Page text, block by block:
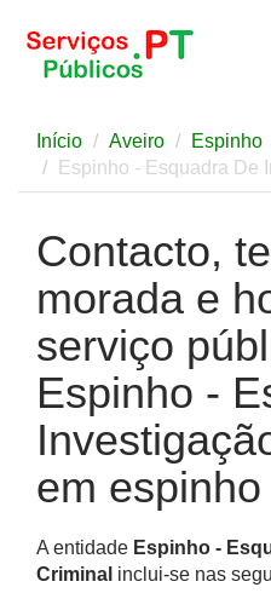
Início Aveiro
Espinho
Espinho - Esquadra De
Contacto,
morada e
serviço
Espinho -
em espinho
A entidade Espinho -
Criminal inclui-se nas